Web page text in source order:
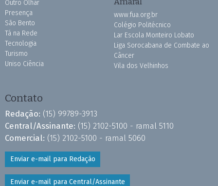
Outro Olhar
Presença
São Bento
Tá na Rede
Tecnologia
Turismo
Uniso Ciência
www.fua.org.br
Colégio Politécnico
Lar Escola Monteiro Lobato
Liga Sorocabana de Combate ao
Câncer
Vila dos Velhinhos
Contato
Redação: (15) 99789-3913
Central/Assinante: (15) 2102-5100 - ramal 5110
Comercial: (15) 2102-5100 - ramal 5060
Enviar e-mail para Redação
Enviar e-mail para Central/Assinante